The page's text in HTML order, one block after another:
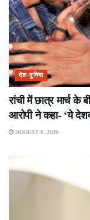
देश-दुनिया
रांची में छात्र मार्च के
आरोपी ने कहा- ‘ये
AUGUST 8, 2026